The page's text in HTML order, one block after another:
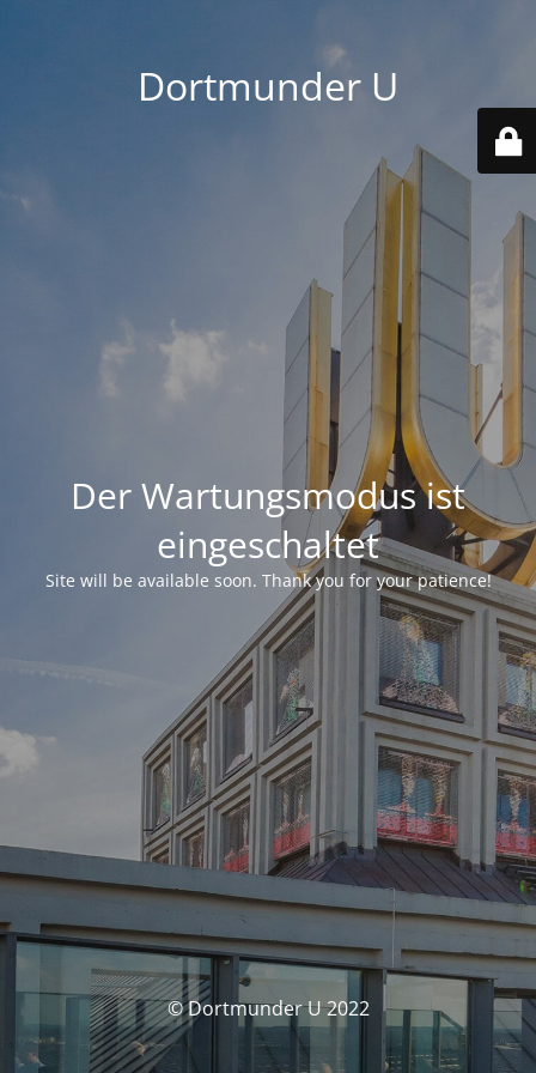
Dortmunder U
Der Wartungsmodus ist
eingeschaltet
Site will be available soon. Thank you for your patience!
© Dortmunder U 2022